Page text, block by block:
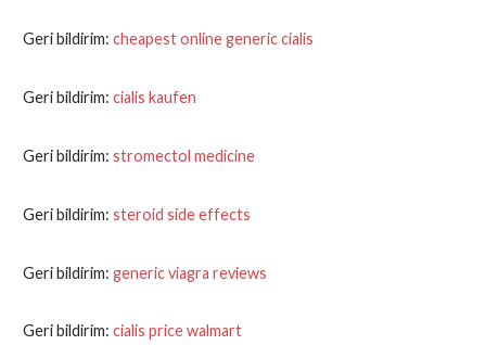
Geri bildirim: cheapest online generic cialis
Geri bildirim: cialis kaufen
Geri bildirim: stromectol medicine
Geri bildirim: steroid side effects
Geri bildirim: generic viagra reviews
Geri bildirim: cialis price walmart